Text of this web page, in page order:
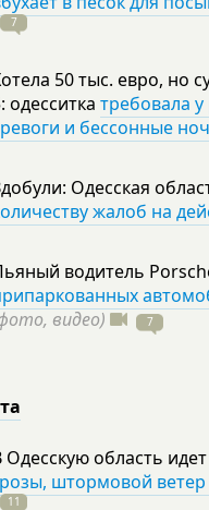
7
50 тыс. евро, но
одесситка требовала
и бессонные
Одесская
жалоб на
водитель
видео)
7
Одесскую область
штормовой
11